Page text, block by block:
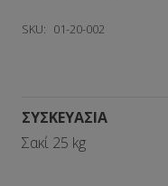
SKU: 01-20-002
ΣΥΣΚΕΥΑΣΙΑ
Σακί 25 kg